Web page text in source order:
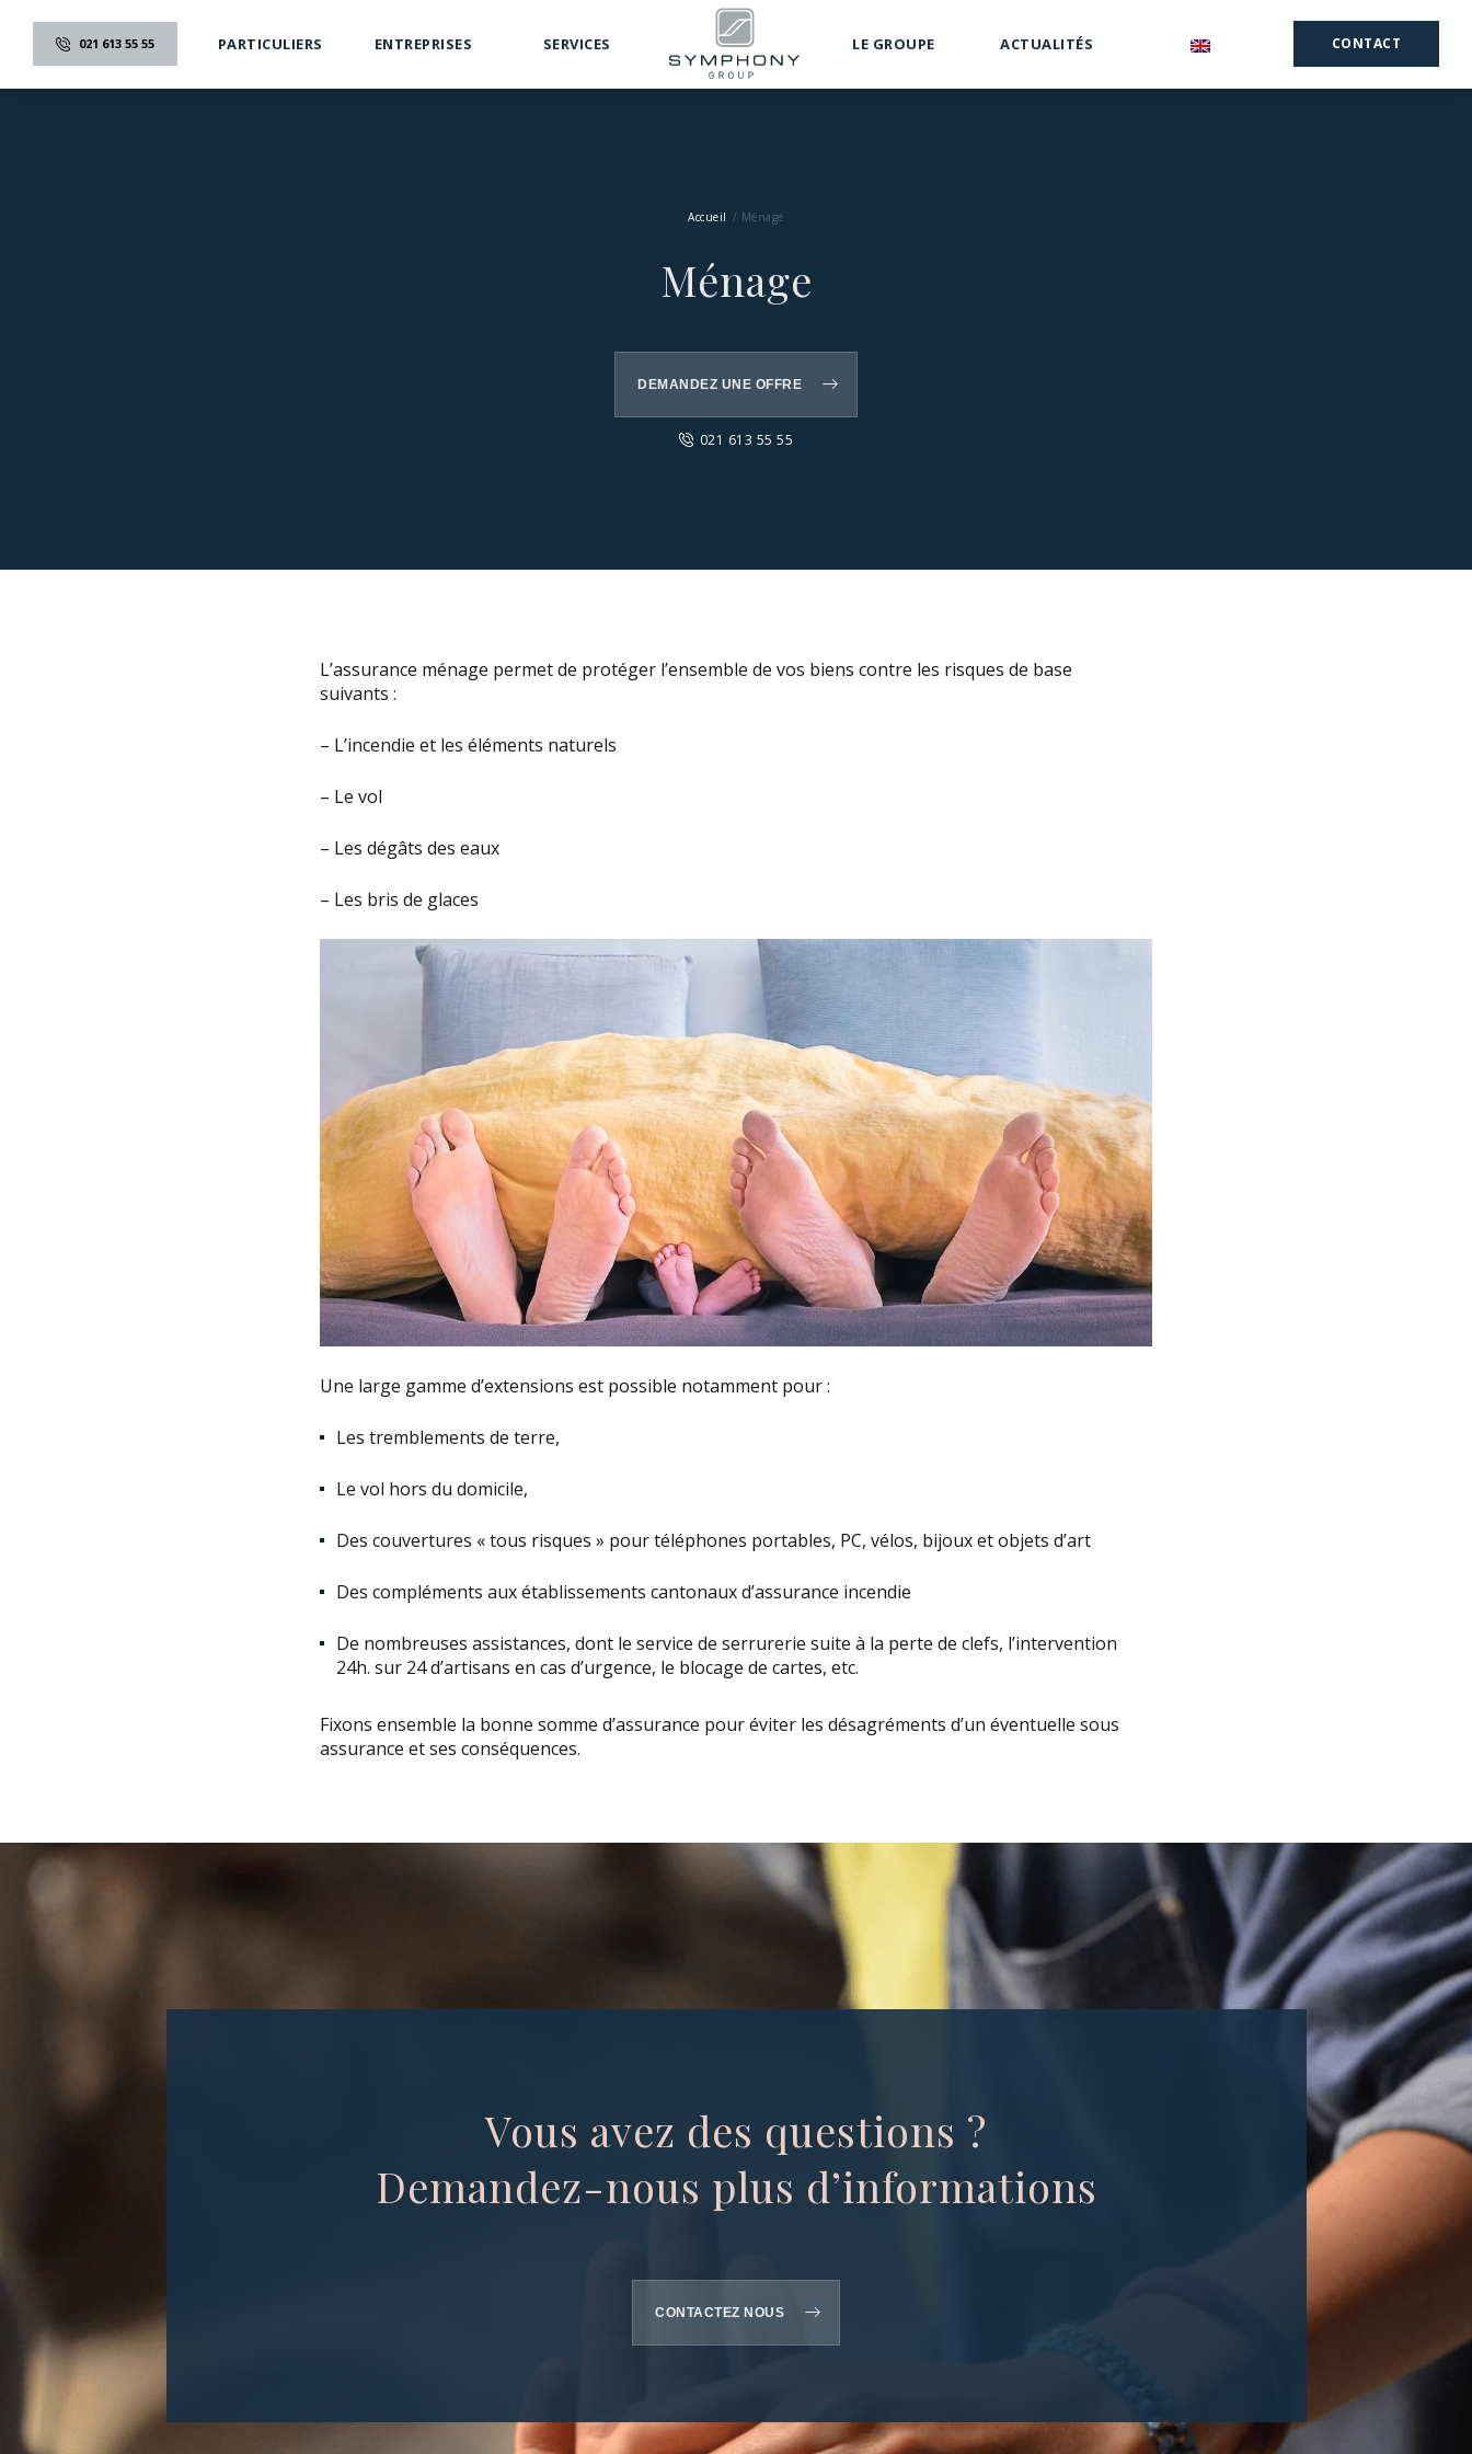
021 613 55 55 PARTICULIERS ENTREPRISES SERVICES LE GROUPE ACTUALITÉS CONTACT
Accueil Ménage
Ménage
DEMANDEZ UNE OFFRE
021 613 55 55
L’assurance ménage permet de protéger l’ensemble de vos biens contre les risques de base
suivants :
– L’incendie et les éléments naturels
– Le vol
– Les dégâts des eaux
– Les bris de glaces
Une large gamme d’extensions est possible notamment pour :
Les tremblements de terre,
Le vol hors du domicile,
Des couvertures « tous risques » pour téléphones portables, PC, vélos, bijoux et objets d’art
Des compléments aux établissements cantonaux d’assurance incendie
De nombreuses assistances, dont le service de serrurerie suite à la perte de clefs, l’intervention
24h. sur 24 d’artisans en cas d’urgence, le blocage de cartes, etc.
Fixons ensemble la bonne somme d’assurance pour éviter les désagréments d’un éventuelle sous
assurance et ses conséquences.
Vous avez des questions ?
Demandez-nous plus d’informations
CONTACTEZ NOUS